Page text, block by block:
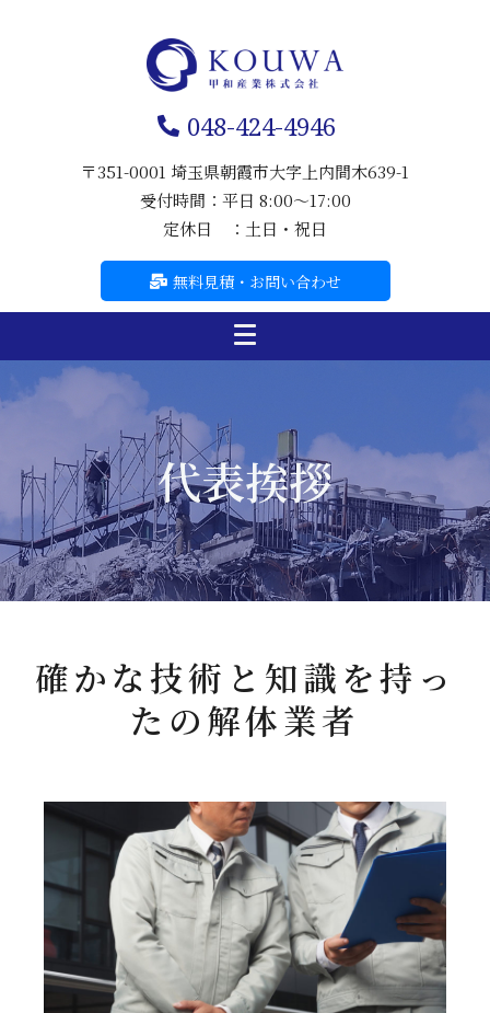
048-424-4946
〒351-0001 埼玉県朝霞市大字上内間木639-1
受付時間：平日 8:00～17:00
定休日 ：土日・祝日
無料見積・お問い合わせ
代表挨拶
確かな技術と知識を持っ
たの解体業者